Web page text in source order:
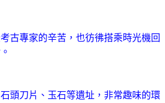
古專家的辛苦，也彷彿搭乘時光機回
頭刀片、玉石等遺址，非常趣味的環